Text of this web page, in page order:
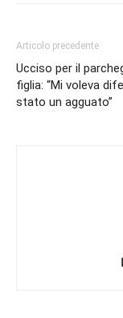
Articolo precedente
Ucciso per il
figlia: “Mi voleva
stato un agguato”